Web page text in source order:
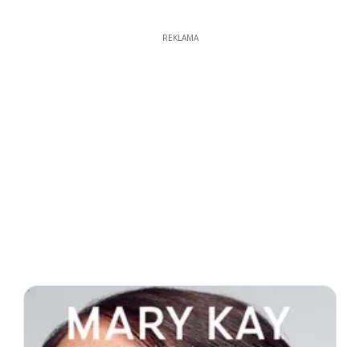
REKLAMA